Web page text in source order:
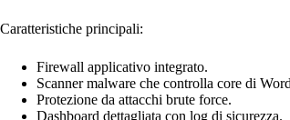
Caratteristiche principali:
Firewall applicativo integrato.
Scanner malware che controlla core di
Protezione da attacchi brute force.
Dashboard dettagliata con log di sicurezza.